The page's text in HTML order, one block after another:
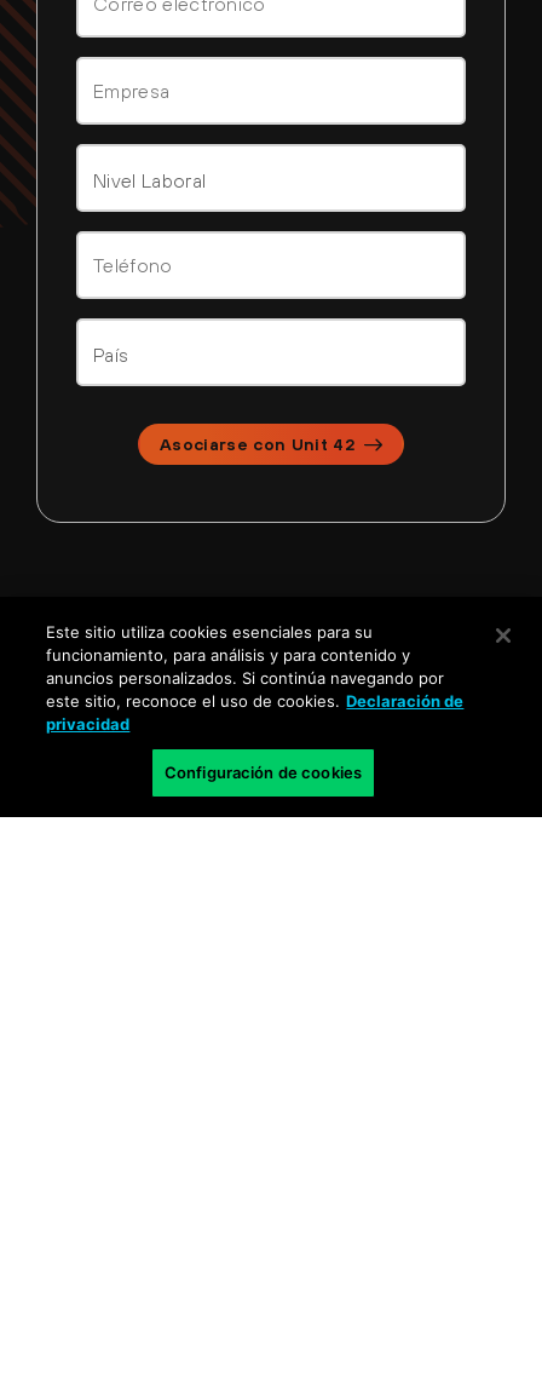
Asociarse con Unit 42
La oferta de cortesía no incluye al sector público de EE. UU. y
Canadá. Los clientes actuales de Cortex y Koi solo recibirán
productos sin licencia.
Este sitio utiliza cookies esenciales para su
funcionamiento, para análisis y para contenido y
anuncios personalizados. Si continúa navegando por
este sitio, reconoce el uso de cookies. Declaración de
privacidad
Configuración de cookies